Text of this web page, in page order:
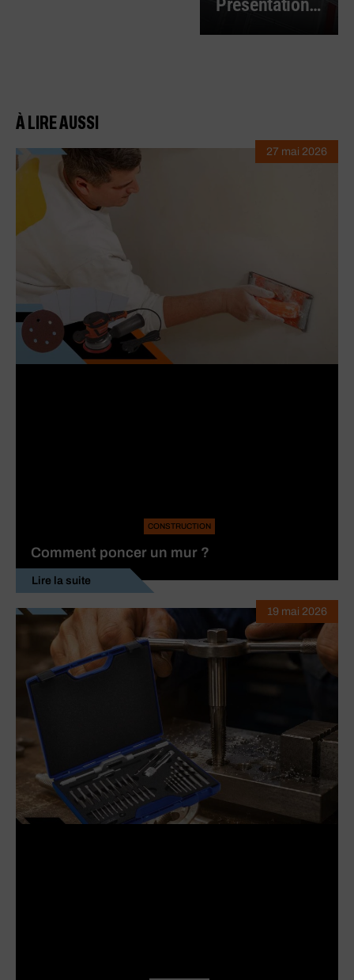
Présentation de la démarche RSE de notre entreprise Berner
À LIRE AUSSI
CONSTRUCTION
Comment poncer un mur ?
Lire la suite
27 mai 2026
19 mai 2026